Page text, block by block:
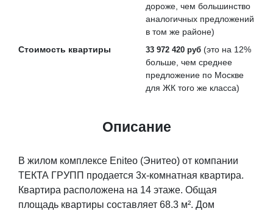
дороже , чем большинство
аналогичных предложений
в том же районе)
Стоимость квартиры
33 972 420 руб (это на 12%
больше , чем среднее
предложение по Москве
для ЖК того же класса)
Описание
В жилом комплексе Eniteo (Энитео) от компании
ТЕКТА ГРУПП продается 3х-комнатная квартира.
Квартира расположена на 14 этаже. Общая
площадь квартиры составляет 68.3 м². Дом